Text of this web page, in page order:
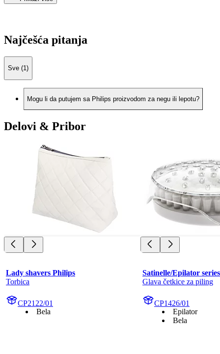
Najčešća pitanja
Sve (1)
Mogu li da putujem sa Philips proizvodom za negu ili lepotu?
Delovi & Pribor
Lady shavers Philips
Torbica
CP2122/01
Bela
Satinelle/Epilator
Glava četkice za piling
CP1426/01
Epilator
Bela